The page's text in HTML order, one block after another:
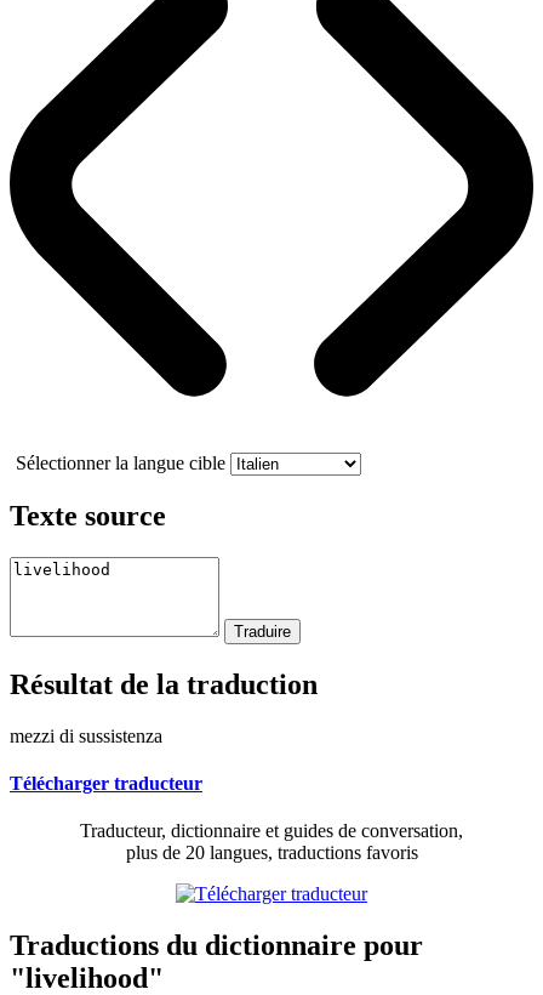
Sélectionner la langue cible
Texte source
Résultat de la traduction
mezzi di sussistenza
Télécharger traducteur
Traducteur, dictionnaire et guides de conversation,
plus de 20 langues, traductions favoris
Traductions du dictionnaire pour
"livelihood"